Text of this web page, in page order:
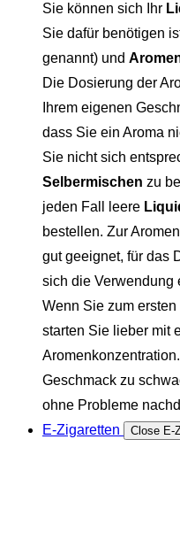
Sie können sich Ihr
Sie dafür benötigen
genannt) und
Die Dosierung der
Ihrem eigenen
dass Sie ein Aroma
Sie nicht sich
Selbermischen zu
jeden Fall leere
bestellen. Zur
gut geeignet, für das
sich die Verwendung
Wenn Sie zum
starten Sie lieber mit
Geschmack zu
ohne Probleme
E-Zigaretten
Close E-